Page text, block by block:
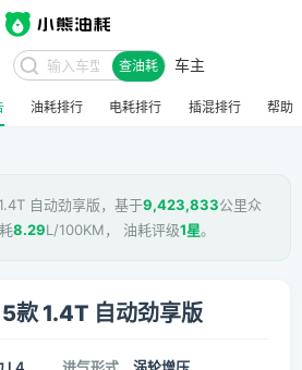
查油耗 车主
油耗排行 电耗排行 插混排行 帮助
自动劲享版，基于9,423,833公里众
8.29L/100KM， 油耗评级1星。
款 1.4T 自动劲享版